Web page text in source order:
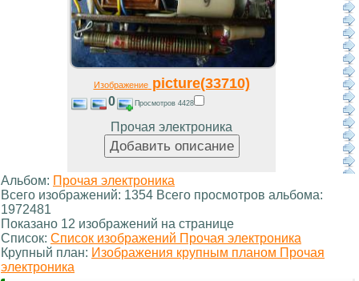
Изображениеpicture(33710)
0 Просмотров 4428
Прочая электроника
Альбом: Прочая электроника
Всего изображений: 1354 Всего просмотров альбома:
1972481
Показано 12 изображений на странице
Список: Список изображений Прочая электроника
Крупный план: Изображения крупным планом Прочая
электроника